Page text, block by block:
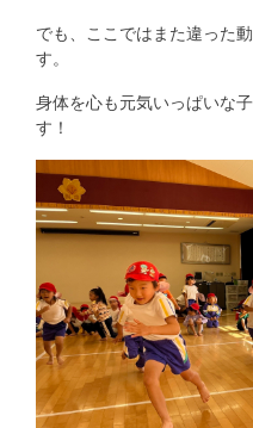
でも、ここではまた違った
す。
身体を心も元気いっぱいな
す！